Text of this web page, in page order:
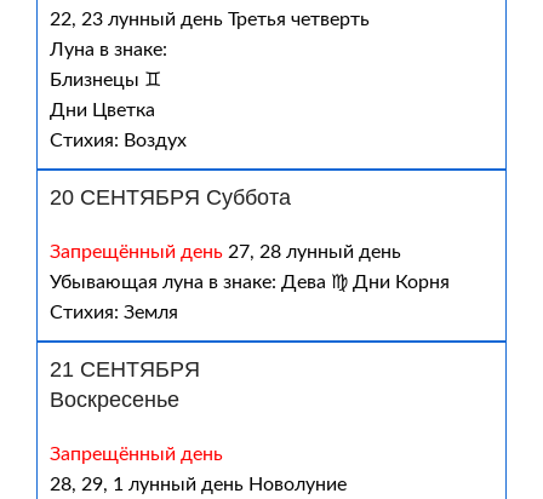
22, 23 лунный день Третья четверть
Луна в знаке:
Близнецы ♊
Дни Цветка
Стихия: Воздух
20 СЕНТЯБРЯ Суббота
Запрещённый день 27, 28 лунный день
Убывающая луна в знаке: Дева ♍ Дни Корня
Стихия: Земля
21 СЕНТЯБРЯ
Воскресенье
Запрещённый день
28, 29, 1 лунный день Новолуние